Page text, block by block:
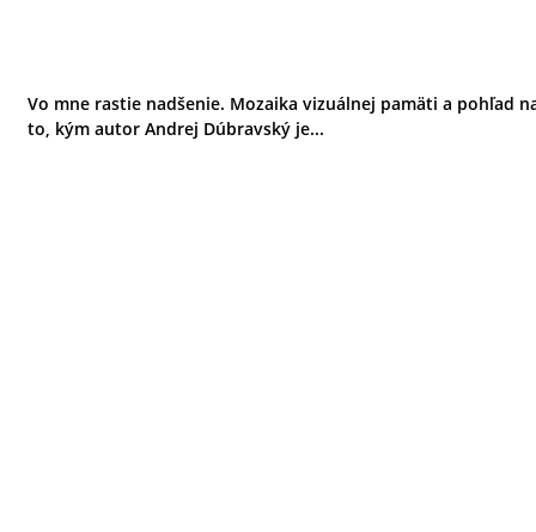
Vo mne rastie nadšenie. Mozaika vizuálnej pamäti a pohľad
to, kým autor Andrej Dúbravský je...